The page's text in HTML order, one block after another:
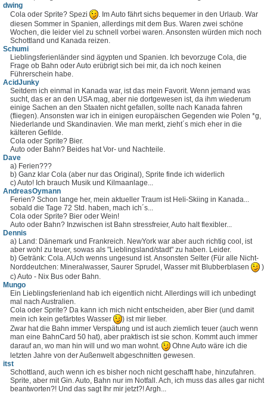
dwing
Cola oder Sprite? Spezi
. Im Auto fährt sichs bequemer in den Urlaub. War
diesen Sommer in Spanien, allerdings mit dem Bus. Waren zwei schöne
Wochen, die leider viel zu schnell vorbei waren. Ansonsten würden mich noch
Schottland und Kanada reizen.
Schumi
Lieblingsferienländer sind ägypten und Spanien. Ich bevorzuge Cola, die
Frage ob Bahn oder Auto erübrigt sich bei mir, da ich noch keinen
Führerschein habe.
AcidJunky
Seitdem ich einmal in Kanada war, ist das mein Favorit. Wenn jemand was
sucht, das er an den USA mag, aber nie dortgewesen ist, da ihm wiederum
einige Sachen an den Staaten nicht gefallen, sollte nach Kanada fahren
(fliegen). Ansonsten war ich in einigen europäischen Gegenden wie Polen *g,
Niederlande und Skandinavien. Wie man merkt, zieht´s mich eher in die
kälteren Gefilde.
Cola oder Sprite? Bier.
Auto oder Bahn? Beides hat Vor- und Nachteile.
Dave
a) Ferien???
b) Ganz klar Cola (aber nur das Original), Sprite finde ich widerlich
c) Auto! Ich brauch Musik und Kilmaanlage...
AndreasOymann
Ferien? Schon lange her, mein aktueller Traum ist Heli-Skiing in Kanada...
sobald die Tage 72 Std. haben, mach ich´s...
Cola oder Sprite? Bier oder Wein!
Auto oder Bahn? Inzwischen ist Bahn stressfreier, Auto halt flexibler...
Dennis
a) Land: Dänemark und Frankreich. NewYork war aber auch richtig cool, ist
aber wohl zu teuer, sowas als "Lieblingsland/stadt" zu haben. Leider.
b) Getränk: Cola. AUch wenns ungesund ist. Ansonsten Selter (Für alle Nicht-
Norddeutchen: Mineralwasser, Saurer Sprudel, Wasser mit Blubberblasen
)
c) Auto - Nix Bus oder Bahn.
Mungo
Ein Lieblingsferienland hab ich eigentlich nicht. Allerdings will ich unbedingt
mal nach Australien.
Cola oder Sprite? Da kann ich mich nicht entscheiden, aber Bier (und damit
mein ich kein gefärbtes Wasser
) ist mir lieber.
Zwar hat die Bahn immer Verspätung und ist auch ziemlich teuer (auch wenn
man eine BahnCard 50 hat), aber praktisch ist sie schon. Kommt auch immer
darauf an, wo man hin will und wo man wohnt.
Ohne Auto wäre ich die
letzten Jahre von der Außenwelt abgeschnitten gewesen.
itst
Schottland, auch wenn ich es bisher noch nicht geschafft habe, hinzufahren.
Sprite, aber mit Gin. Auto, Bahn nur im Notfall. Ach, ich muss das alles gar nicht
beantworten?! Und das sagt Ihr mir jetzt?! Argh...